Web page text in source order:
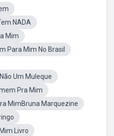
NADA
Mim
Para Mim No Brasil
Um Muleque
Pra Mim
MimBruna Marquezine
Livro